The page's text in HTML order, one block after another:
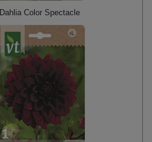
Dahlia Color Spectacle